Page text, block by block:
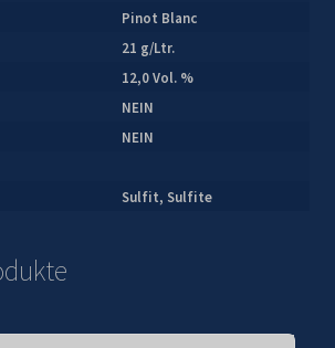
Pinot Blanc
21 g/Ltr.
12,0 Vol. %
NEIN
NEIN
Sulfit, Sulfite